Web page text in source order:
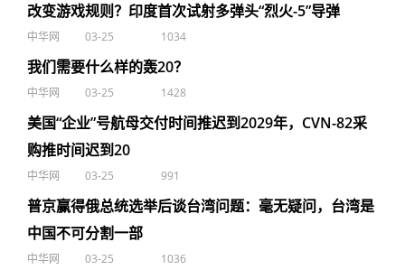
改变游戏规则？印度首次试射多弹头“烈火-5”导弹
中华网 03-25 1034
我们需要什么样的轰20？
中华网 03-25 1428
美国“企业”号航母交付时间推迟到2029年，CVN-82采
购推时间迟到20
中华网 03-25 991
普京赢得俄总统选举后谈台湾问题：毫无疑问，台湾是
中国不可分割一部
中华网 03-25 1036